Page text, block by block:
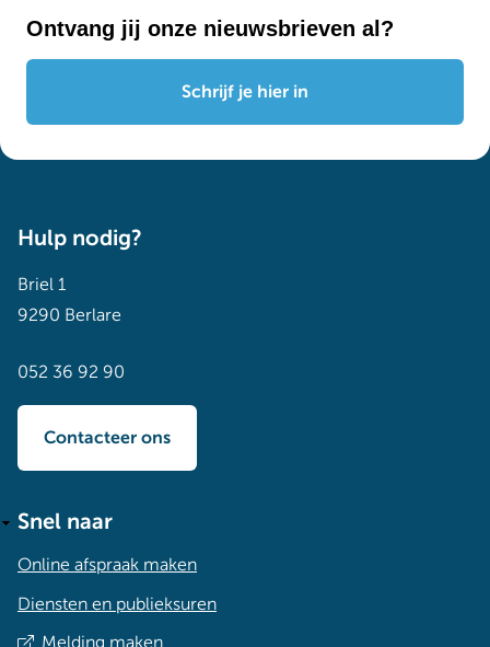
Ontvang jij onze nieuwsbrieven al?
Schrijf je hier in
Hulp nodig?
Briel 1
9290 Berlare
052 36 92 90
Contacteer ons
Snel naar
Online afspraak maken
Diensten en publieksuren
Melding maken